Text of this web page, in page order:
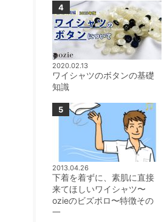
2020.02.13
ワイシャツのボタンの基礎
知識
2013.04.26
下着を着ずに、素肌に直接
来てほしいワイシャツ〜
ozieのビズポロ〜特徴その
一